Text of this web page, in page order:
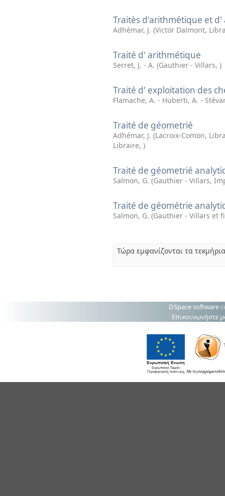
Traitès d'arithmétique et d'
Adhémar, J. (Victor Dalmont,
Traité d' arithmétique
Serret, J. - A. (Gauthier - Villars, )
Traité d' exploitation des
Flamache, A. - Huberti, A. -
Traité de géometrié
Adhémar, J. (Lacroix-Comon,
Libraire, )
Traité de géometrié
Salmon, G. (Gauthier - Villars,
Traité de géométrie
Salmon, G. (Gauthier - Villars et
Τώρα εμφανίζονται τα
DSpace software
Επικοινωνήστε